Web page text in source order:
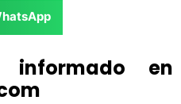
informado en